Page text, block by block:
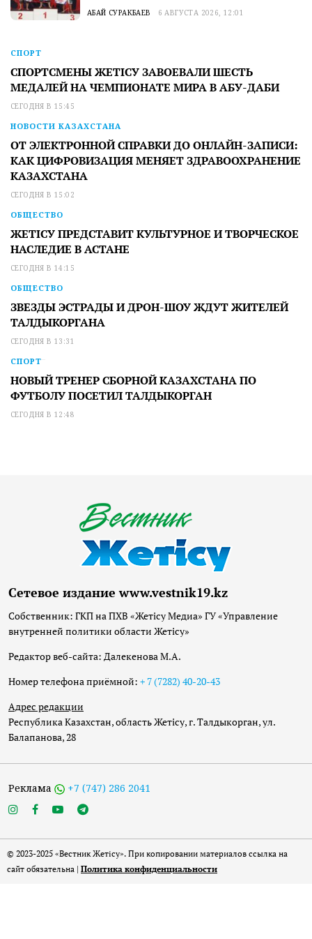
АБАЙ СУРАКБАЕВ 6 АВГУСТА 2026, 12:01
СПОРТ
СПОРТСМЕНЫ ЖЕТІСУ ЗАВОЕВАЛИ ШЕСТЬ
МЕДАЛЕЙ НА ЧЕМПИОНАТЕ МИРА В АБУ-ДАБИ
СЕГОДНЯ В 15:45
НОВОСТИ КАЗАХСТАНА
ОТ ЭЛЕКТРОННОЙ СПРАВКИ ДО ОНЛАЙН-ЗАПИСИ:
КАК ЦИФРОВИЗАЦИЯ МЕНЯЕТ ЗДРАВООХРАНЕНИЕ
КАЗАХСТАНА
СЕГОДНЯ В 15:02
ОБЩЕСТВО
ЖЕТІСУ ПРЕДСТАВИТ КУЛЬТУРНОЕ И ТВОРЧЕСКОЕ
НАСЛЕДИЕ В АСТАНЕ
СЕГОДНЯ В 14:15
ОБЩЕСТВО
ЗВЕЗДЫ ЭСТРАДЫ И ДРОН-ШОУ ЖДУТ ЖИТЕЛЕЙ
ТАЛДЫКОРГАНА
СЕГОДНЯ В 13:31
СПОРТ
НОВЫЙ ТРЕНЕР СБОРНОЙ КАЗАХСТАНА ПО
ФУТБОЛУ ПОСЕТИЛ ТАЛДЫКОРГАН
СЕГОДНЯ В 12:48
Сетевое издание www.vestnik19.kz
Собственник: ГКП на ПХВ «Жетісу Медиа» ГУ «Управление
внутренней политики области Жетісу»
Редактор веб-сайта: Далекенова М.А.
Номер телефона приёмной: + 7 (7282) 40-20-43
Адрес редакции
Республика Казахстан, область Жетісу, г. Талдыкорган, ул.
Балапанова, 28
Реклама +7 (747) 286 2041
© 2023-2025 «Вестник Жетісу». При копировании материалов ссылка на
сайт обязательна | Политика конфиденциальности